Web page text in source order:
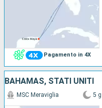
Pagamento in 4X
BAHAMAS, STATI UNITI
MSC Meraviglia 5 g